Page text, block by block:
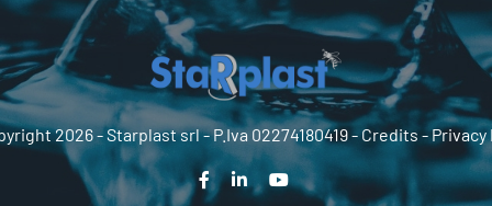
2026 -Starplast srl- P.Iva 02274180419 - Credits -Privacy